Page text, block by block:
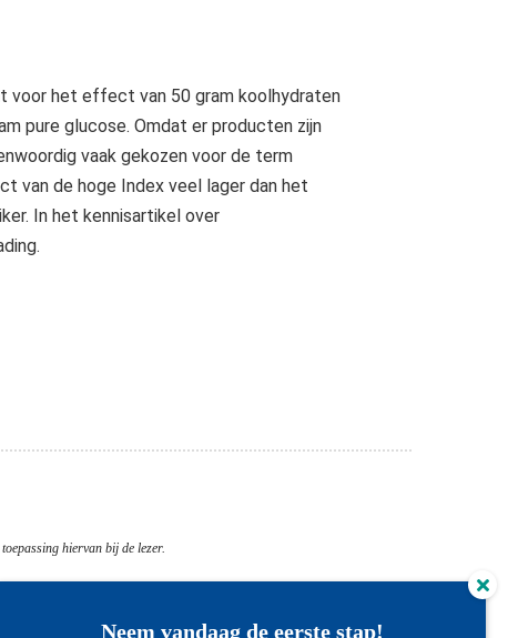
voor het effect van 50 gram koolhydraten
pure glucose. Omdat er producten zijn
vaak gekozen voor de term
van de hoge Index veel lager dan het
In het kennisartikel over
hiervan bij de lezer.
Neem vandaag de eerste stap!